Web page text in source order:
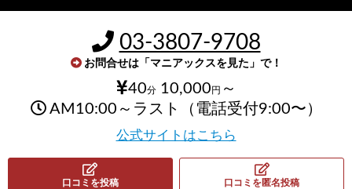
03-3807-9708
お問合せは「マニアックスを見た」で！
40分10,000 円 ～
AM10:00～ラスト（電話受付9:00〜）
公式サイトはこちら
口コミを投稿 口コミを匿名投稿